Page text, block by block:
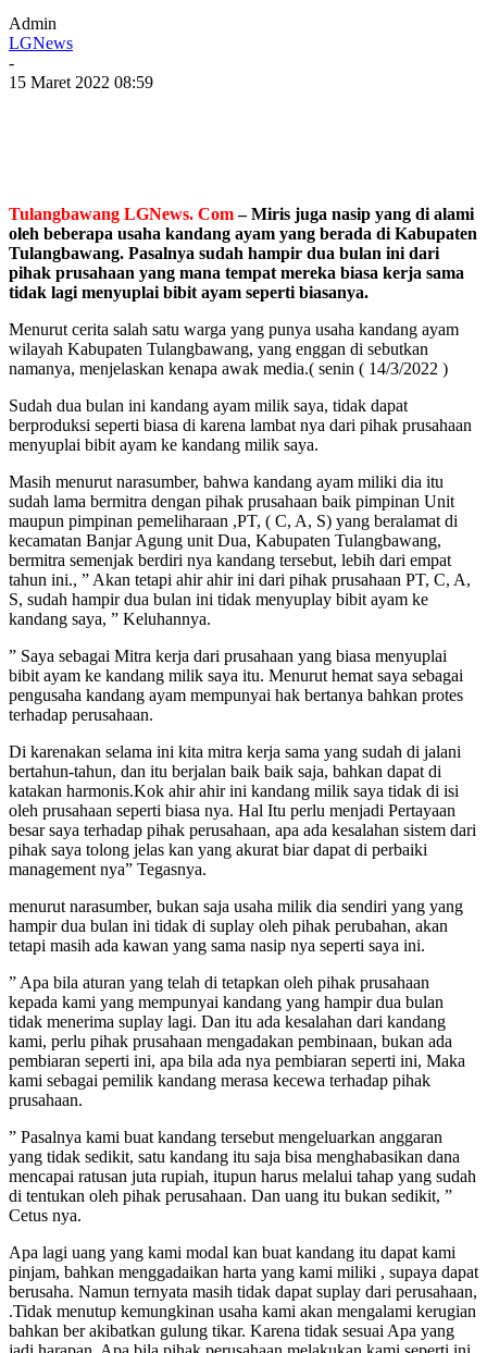
Admin
LGNews
-
15 Maret 2022 08:59
Tulangbawang LGNews. Com– Miris juga nasip yang di alami
oleh beberapa usaha kandang ayam yang berada di Kabupaten
Tulangbawang. Pasalnya sudah hampir dua bulan ini dari
pihak prusahaan yang mana tempat mereka biasa kerja sama
tidak lagi menyuplai bibit ayam seperti biasanya.
Menurut cerita salah satu warga yang punya usaha kandang ayam
wilayah Kabupaten Tulangbawang, yang enggan di sebutkan
namanya, menjelaskan kenapa awak media.( senin ( 14/3/2022 )
Sudah dua bulan ini kandang ayam milik saya, tidak dapat
berproduksi seperti biasa di karena lambat nya dari pihak prusahaan
menyuplai bibit ayam ke kandang milik saya.
Masih menurut narasumber, bahwa kandang ayam miliki dia itu
sudah lama bermitra dengan pihak prusahaan baik pimpinan Unit
maupun pimpinan pemeliharaan ,PT, ( C, A, S) yang beralamat di
kecamatan Banjar Agung unit Dua, Kabupaten Tulangbawang,
bermitra semenjak berdiri nya kandang tersebut, lebih dari empat
tahun ini., ” Akan tetapi ahir ahir ini dari pihak prusahaan PT, C, A,
S, sudah hampir dua bulan ini tidak menyuplay bibit ayam ke
kandang saya, ” Keluhannya.
” Saya sebagai Mitra kerja dari prusahaan yang biasa menyuplai
bibit ayam ke kandang milik saya itu. Menurut hemat saya sebagai
pengusaha kandang ayam mempunyai hak bertanya bahkan protes
terhadap perusahaan.
Di karenakan selama ini kita mitra kerja sama yang sudah di jalani
bertahun-tahun, dan itu berjalan baik baik saja, bahkan dapat di
katakan harmonis.Kok ahir ahir ini kandang milik saya tidak di isi
oleh prusahaan seperti biasa nya. Hal Itu perlu menjadi Pertayaan
besar saya terhadap pihak perusahaan, apa ada kesalahan sistem dari
pihak saya tolong jelas kan yang akurat biar dapat di perbaiki
management nya” Tegasnya.
menurut narasumber, bukan saja usaha milik dia sendiri yang yang
hampir dua bulan ini tidak di suplay oleh pihak perubahan, akan
tetapi masih ada kawan yang sama nasip nya seperti saya ini.
” Apa bila aturan yang telah di tetapkan oleh pihak prusahaan
kepada kami yang mempunyai kandang yang hampir dua bulan
tidak menerima suplay lagi. Dan itu ada kesalahan dari kandang
kami, perlu pihak prusahaan mengadakan pembinaan, bukan ada
pembiaran seperti ini, apa bila ada nya pembiaran seperti ini, Maka
kami sebagai pemilik kandang merasa kecewa terhadap pihak
prusahaan.
” Pasalnya kami buat kandang tersebut mengeluarkan anggaran
yang tidak sedikit, satu kandang itu saja bisa menghabasikan dana
mencapai ratusan juta rupiah, itupun harus melalui tahap yang sudah
di tentukan oleh pihak perusahaan. Dan uang itu bukan sedikit, ”
Cetus nya.
Apa lagi uang yang kami modal kan buat kandang itu dapat kami
pinjam, bahkan menggadaikan harta yang kami miliki , supaya dapat
berusaha. Namun ternyata masih tidak dapat suplay dari perusahaan,
.Tidak menutup kemungkinan usaha kami akan mengalami kerugian
bahkan ber akibatkan gulung tikar. Karena tidak sesuai Apa yang